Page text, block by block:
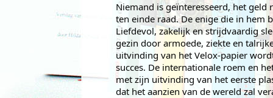
Niemand is geïnteresseerd, het geld
ten einde raad. De enige die in hem
Liefdevol, zakelijk en strijdvaardig
gezin door armoede, ziekte en
uitvinding van het Velox-papier
succes. De internationale roem en
met zijn uitvinding van het eerste
dat het aanzien van de wereld zal